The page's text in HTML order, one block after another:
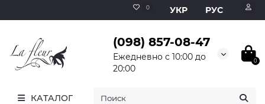
0 УКР РУС
(098) 857-08-47
Ежедневно с 10:00 до
20:00
0
КАТАЛОГ